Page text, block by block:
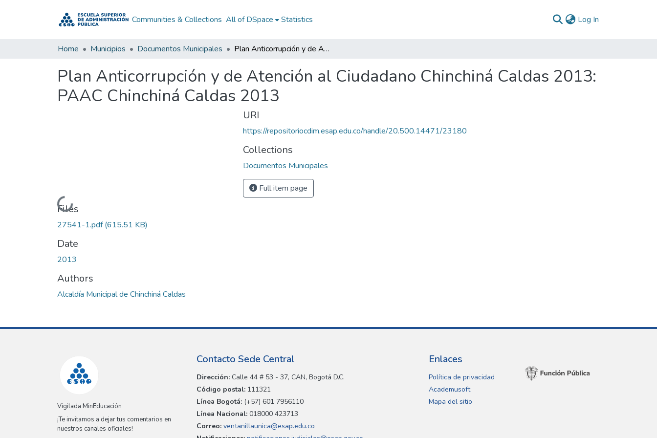
Communities & Collections All of DSpace Statistics Log In
Home Municipios Documentos Municipales Plan Anticorrupción y de Atención al Ciudadano Chinchiná Caldas 2013: PAAC Chinchiná Caldas 2013
Plan Anticorrupción y de Atención al Ciudadano Chinchiná Caldas 2013:
PAAC Chinchiná Caldas 2013
Loading...
Files
27541-1.pdf(615.51 KB)
Date
2013
Authors
Alcaldía Municipal de Chinchiná Caldas
URI
https://repositoriocdim.esap.edu.co/handle/20.500.14471/23180
Collections
Documentos Municipales
Full item page
Vigilada MinEducación
¡Te invitamos a dejar tus comentarios en
nuestros canales oficiales!
Contacto Sede Central
Dirección: Calle 44 # 53 - 37, CAN, Bogotá D.C.
Código postal: 111321
Línea Bogotá: (+57) 601 7956110
Línea Nacional: 018000 423713
Correo: ventanillaunica@esap.edu.co
Enlaces
Política de privacidad
Academusoft
Mapa del sitio